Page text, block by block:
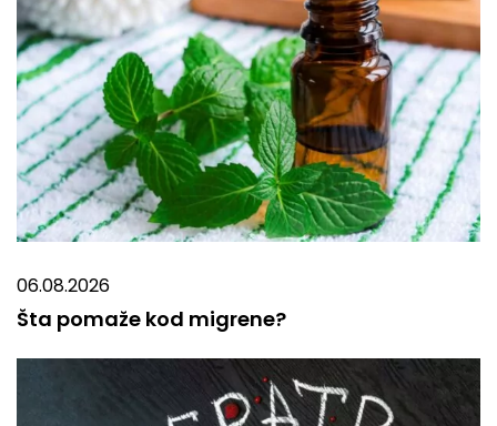
06.08.2026
Šta pomaže kod migrene?